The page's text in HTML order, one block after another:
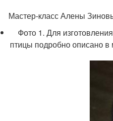
Мастер-класс Алены
Фото 1. Для
птицы подробно описано